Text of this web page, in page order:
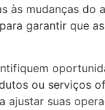
mudanças
garantir que
ou serviços
suas